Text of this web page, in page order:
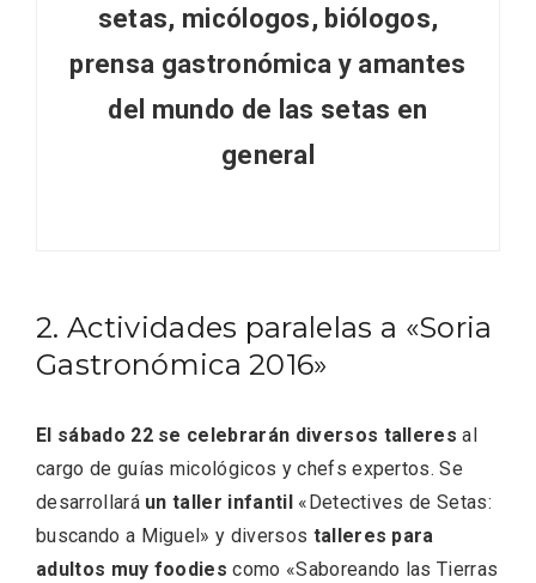
setas, micólogos, biólogos,
prensa gastronómica y amantes
del mundo de las setas en
general
2. Actividades paralelas a «Soria
Gastronómica 2016»
El sábado 22 se celebrarán diversos talleres al
cargo de guías micológicos y chefs expertos. Se
desarrollará un taller infantil «Detectives de Setas:
buscando a Miguel» y diversos talleres para
adultos muy foodies como «Saboreando las Tierras